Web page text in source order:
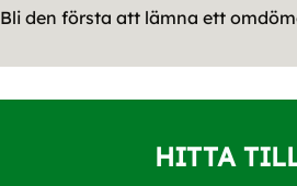
Bli den första att lämna ett
HITTA